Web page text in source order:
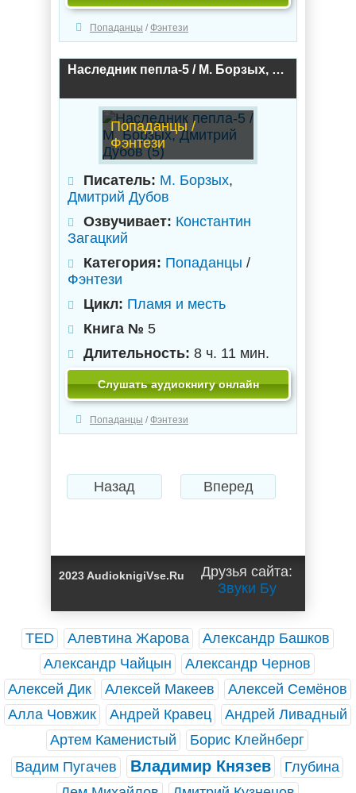
Попаданцы / Фэнтези
Наследник пепла-5 / М. Борзых, Дмитрий Дубов (5)
Попаданцы /
Фэнтези
Писатель: М. Борзых,
Дмитрий Дубов
Озвучивает: Константин
Загацкий
Категория: Попаданцы /
Фэнтези
Цикл: Пламя и месть
Книга № 5
Длительность: 8 ч. 11 мин.
Слушать аудиокнигу онлайн
Попаданцы / Фэнтези
Назад Вперед
2023 AudioknigiVse.Ru
Друзья сайта:
Звуки Бу
TED Алевтина Жарова
Александр Башков
Александр Чайцын
Александр Чернов
Алексей Дик
Алексей Макеев
Алексей Семёнов
Алла Човжик
Андрей Кравец
Андрей Ливадный
Артем Каменистый
Борис Клейнберг
Вадим Пугачев
Владимир Князев
Глубина